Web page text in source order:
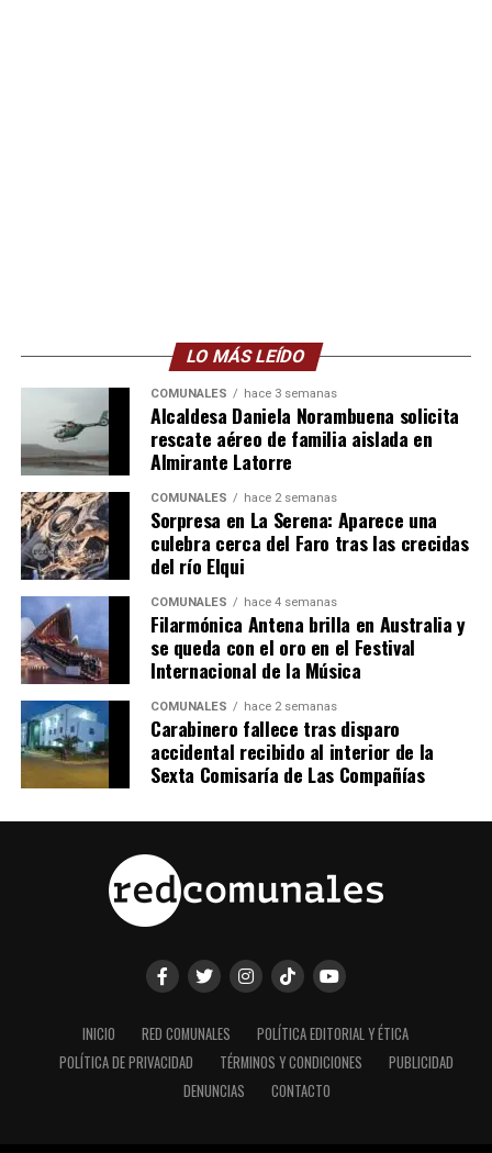
LO MÁS LEÍDO
COMUNALES hace 3 semanas
Alcaldesa Daniela Norambuena solicita
rescate aéreo de familia aislada en
Almirante Latorre
COMUNALES hace 2 semanas
Sorpresa en La Serena: Aparece una
culebra cerca del Faro tras las crecidas
del río Elqui
COMUNALES hace 4 semanas
Filarmónica Antena brilla en Australia y
se queda con el oro en el Festival
Internacional de la Música
COMUNALES hace 2 semanas
Carabinero fallece tras disparo
accidental recibido al interior de la
Sexta Comisaría de Las Compañías
INICIO RED COMUNALES
POLÍTICA EDITORIAL Y ÉTICA
POLÍTICA DE PRIVACIDAD
TÉRMINOS Y CONDICIONES
PUBLICIDAD
DENUNCIAS
CONTACTO